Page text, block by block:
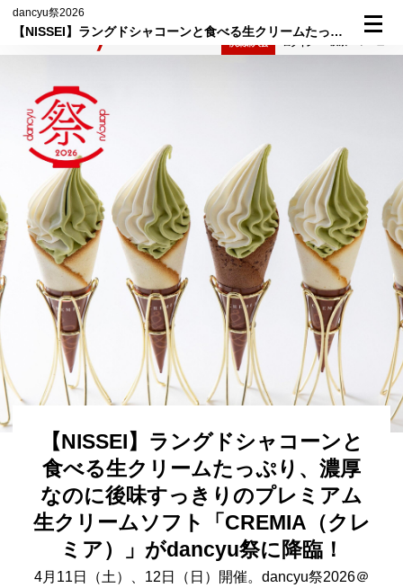
dancyu祭2026
【NISSEI】ラングドシャコーンと食べる生クリームたっぷり、濃厚なのに後味すっきりのプレミアム生クリームソフト「CREMIA（クレミア）」がdancyu祭に降臨！
【NISSEI】ラングドシャコーンと
食べる生クリームたっぷり、濃厚
なのに後味すっきりのプレミアム
生クリームソフト「CREMIA（クレ
ミア）」がdancyu祭に降臨！
4月11日（土）、12日（日）開催。dancyu祭2026＠